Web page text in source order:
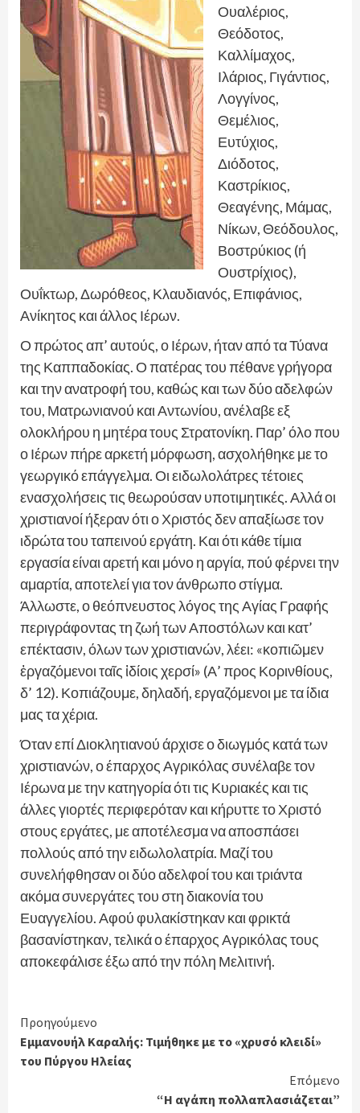
Ουαλέριος,
Θεόδοτος,
Καλλίμαχος,
Ιλάριος, Γιγάντιος,
Λογγίνος,
Θεμέλιος,
Ευτύχιος,
Διόδοτος,
Καστρίκιος,
Θεαγένης, Μάμας,
Νίκων, Θεόδουλος,
Βοστρύκιος (ή
Ουστρίχιος),
Ουΐκτωρ, Δωρόθεος, Κλαυδιανός, Επιφάνιος,
Ανίκητος και άλλος Ιέρων.
Ο πρώτος απ’ αυτούς, ο Ιέρων, ήταν από τα Τύανα
της Καππαδοκίας. Ο πατέρας του πέθανε γρήγορα
και την ανατροφή του, καθώς και των δύο αδελφών
του, Ματρωνιανού και Αντωνίου, ανέλαβε εξ
ολοκλήρου η μητέρα τους Στρατονίκη. Παρ’ όλο που
ο Ιέρων πήρε αρκετή μόρφωση, ασχολήθηκε με το
γεωργικό επάγγελμα. Οι ειδωλολάτρες τέτοιες
ενασχολήσεις τις θεωρούσαν υποτιμητικές. Αλλά οι
χριστιανοί ήξεραν ότι ο Χριστός δεν απαξίωσε τον
ιδρώτα του ταπεινού εργάτη. Και ότι κάθε τίμια
εργασία είναι αρετή και μόνο η αργία, πού φέρνει την
αμαρτία, αποτελεί για τον άνθρωπο στίγμα.
Άλλωστε, ο θεόπνευστος λόγος της Αγίας Γραφής
περιγράφοντας τη ζωή των Αποστόλων και κατ’
επέκτασιν, όλων των χριστιανών, λέει: «κοπιῶμεν
ἐργαζόμενοι ταῖς ἰδίοις χερσί» (Α’ προς Κορινθίους,
δ’ 12). Κοπιάζουμε, δηλαδή, εργαζόμενοι με τα ίδια
μας τα χέρια.
Όταν επί Διοκλητιανού άρχισε ο διωγμός κατά των
χριστιανών, ο έπαρχος Αγρικόλας συνέλαβε τον
Ιέρωνα με την κατηγορία ότι τις Κυριακές και τις
άλλες γιορτές περιφερόταν και κήρυττε το Χριστό
στους εργάτες, με αποτέλεσμα να αποσπάσει
πολλούς από την ειδωλολατρία. Μαζί του
συνελήφθησαν οι δύο αδελφοί του και τριάντα
ακόμα συνεργάτες του στη διακονία του
Ευαγγελίου. Αφού φυλακίστηκαν και φρικτά
βασανίστηκαν, τελικά ο έπαρχος Αγρικόλας τους
αποκεφάλισε έξω από την πόλη Μελιτινή.
Continue
Reading
Προηγούμενο
Εμμανουήλ Καραλής: Τιμήθηκε με το «χρυσό κλειδί»
του Πύργου Ηλείας
Επόμενο
“Η αγάπη πολλαπλασιάζεται”